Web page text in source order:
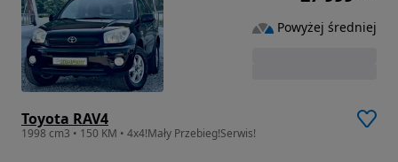
Toyota RAV4
1998 cm3 • 150 KM • 4x4!Mały Przebieg!Serwis!
Powyżej średniej